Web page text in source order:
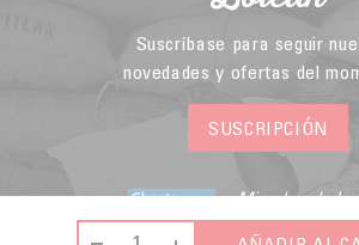
Suscríbase para seguir
novedades y ofertas del
SUSCRIPCIÓN
Miembro de la
Federación de